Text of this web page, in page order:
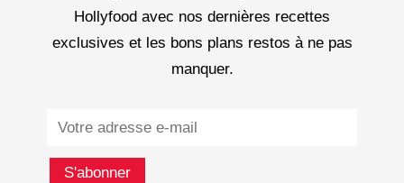
Hollyfood avec nos dernières recettes
exclusives et les bons plans restos à ne pas
manquer.
S'abonner